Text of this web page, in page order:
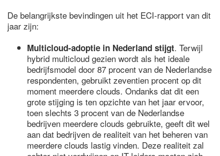
De belangrijkste bevindingen uit het ECI-rapport van dit
jaar zijn:
Multicloud-adoptie in Nederland stijgt. Terwijl
hybrid multicloud gezien wordt als het ideale
bedrijfsmodel door 87 procent van de Nederlandse
respondenten, gebruikt zeventien procent op dit
moment meerdere clouds. Ondanks dat dit een
grote stijging is ten opzichte van het jaar ervoor,
toen slechts 3 procent van de Nederlandse
bedrijven meerdere clouds gebruikte, geeft dit wel
aan dat bedrijven de realiteit van het beheren van
meerdere clouds lastig vinden. Deze realiteit zal